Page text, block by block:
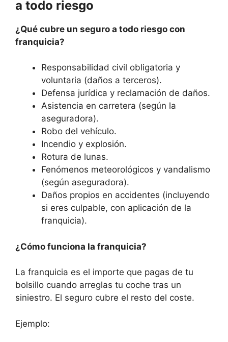
a todo riesgo
¿Qué cubre un seguro a todo riesgo con
franquicia?
Responsabilidad civil obligatoria y
voluntaria (daños a terceros).
Defensa jurídica y reclamación de daños.
Asistencia en carretera (según la
aseguradora).
Robo del vehículo.
Incendio y explosión.
Rotura de lunas.
Fenómenos meteorológicos y vandalismo
(según aseguradora).
Daños propios en accidentes (incluyendo
si eres culpable, con aplicación de la
franquicia).
¿Cómo funciona la franquicia?
La franquicia es el importe que pagas de tu
bolsillo cuando arreglas tu coche tras un
siniestro. El seguro cubre el resto del coste.
Ejemplo: